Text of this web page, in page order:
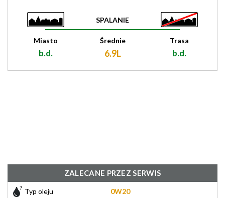
SPALANIE
Miasto
b.d.
Średnie
6.9L
Trasa
b.d.
ZALECANE PRZEZ SERWIS
Typ oleju 0W20